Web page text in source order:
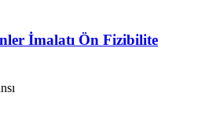
İmalatı Ön Fizibilite